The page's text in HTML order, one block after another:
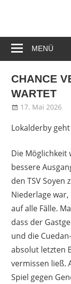
Jettenbach
am
MENÜ
CHANCE
WARTET
17. Mai 2026
Lokalderby
Die Möglichkeit
bessere
den TSV Soyen
Niederlage
auf alle Fälle.
dass der
und die
absolut letzten
vermissen ließ.
Spiel gegen